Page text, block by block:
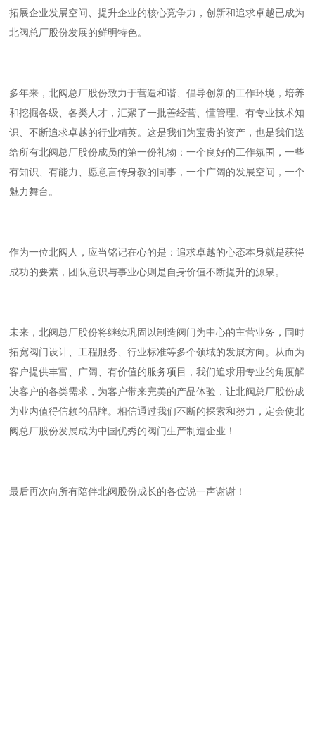
拓展企业发展空间、提升企业的核心竞争力，创新和追求卓越已成为
北阀总厂股份发展的鲜明特色。
多年来，北阀总厂股份致力于营造和谐、倡导创新的工作环境，培养
和挖掘各级、各类人才，汇聚了一批善经营、懂管理、有专业技术知
识、不断追求卓越的行业精英。这是我们为宝贵的资产，也是我们送
给所有北阀总厂股份成员的第一份礼物：一个良好的工作氛围，一些
有知识、有能力、愿意言传身教的同事，一个广阔的发展空间，一个
魅力舞台。
作为一位北阀人，应当铭记在心的是：追求卓越的心态本身就是获得
成功的要素，团队意识与事业心则是自身价值不断提升的源泉。
未来，北阀总厂股份将继续巩固以制造阀门为中心的主营业务，同时
拓宽阀门设计、工程服务、行业标准等多个领域的发展方向。从而为
客户提供丰富、广阔、有价值的服务项目，我们追求用专业的角度解
决客户的各类需求，为客户带来完美的产品体验，让北阀总厂股份成
为业内值得信赖的品牌。相信通过我们不断的探索和努力，定会使北
阀总厂股份发展成为中国优秀的阀门生产制造企业！
最后再次向所有陪伴北阀股份成长的各位说一声谢谢！